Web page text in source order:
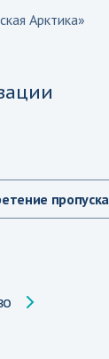
Арктика»
пропуска